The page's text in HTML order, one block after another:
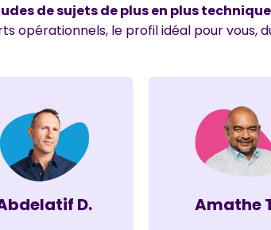
de sujets de plus en plus
opérationnels, le profil idéal pour vous,
D. Amathe